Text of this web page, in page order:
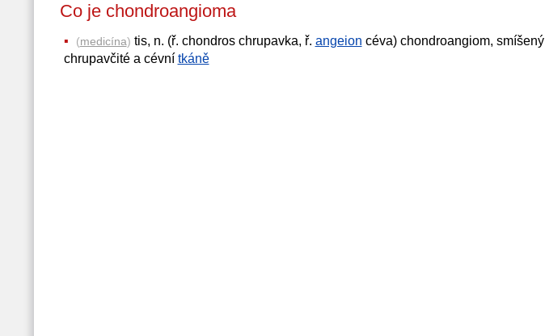
Co je chondroangioma
(medicína) tis, n. (ř. chondros chrupavka, ř. angeion céva) chondroangiom, smíšený
chrupavčité a cévní tkáně